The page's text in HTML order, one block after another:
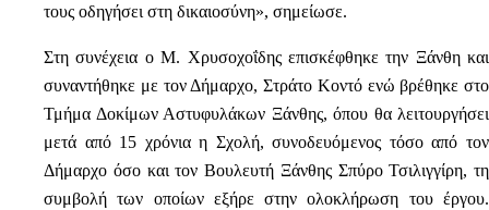
τους οδηγήσει στη δικαιοσύνη», σημείωσε.
Στη συνέχεια ο Μ. Χρυσοχοΐδης επισκέφθηκε την Ξάνθη και
συναντήθηκε με τον Δήμαρχο, Στράτο Κοντό ενώ βρέθηκε στο
Τμήμα Δοκίμων Αστυφυλάκων Ξάνθης, όπου θα λειτουργήσει
μετά από 15 χρόνια η Σχολή, συνοδευόμενος τόσο από τον
Δήμαρχο όσο και τον Βουλευτή Ξάνθης Σπύρο Τσιλιγγίρη, τη
συμβολή των οποίων εξήρε στην ολοκλήρωση του έργου.